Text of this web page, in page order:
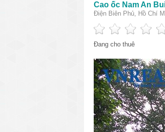
Cao ốc Nam An
Điện Biên Phủ, Hồ Chí
Đang cho thuê